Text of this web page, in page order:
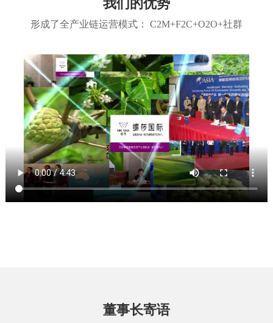
我们的优势
形成了全产业链运营模式： C2M+F2C+O2O+社群
董事长寄语